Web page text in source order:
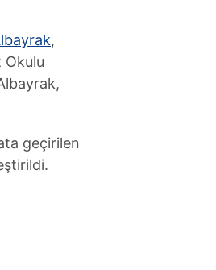
,
Okulu
geçirilen